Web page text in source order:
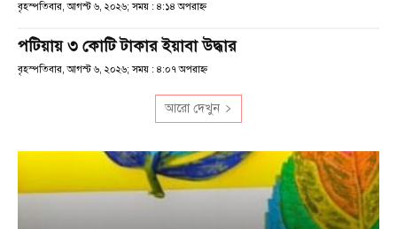
বৃহস্পতিবার, আগস্ট ৬, ২০২৬; সময় : ৪:১৪ অপরাহ্ণ
পটিয়ায় ৩ কোটি টাকার ইয়াবা উদ্ধার
বৃহস্পতিবার, আগস্ট ৬, ২০২৬; সময় : ৪:০৭ অপরাহ্ণ
আরো দেখুন